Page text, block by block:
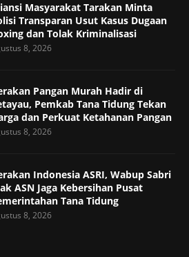
Masyarakat Tarakan Minta
Transparan Usut Kasus Dugaan
dan Tolak Kriminalisasi
8, 2026
Pangan Murah Hadir di
Pemkab Tana Tidung Tekan
dan Perkuat Ketahanan Pangan
8, 2026
Indonesia ASRI, Wabup Sabri
ASN Jaga Kebersihan Pusat
Tana Tidung
8, 2026